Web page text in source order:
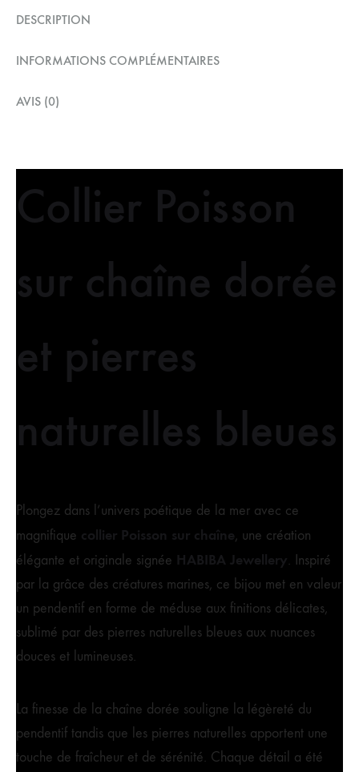
DESCRIPTION
INFORMATIONS COMPLÉMENTAIRES
AVIS (0)
Collier Poisson
sur chaîne dorée
et pierres
naturelles bleues
Plongez dans l’univers poétique de la mer avec ce
magnifique collier Poisson sur chaîne, une création
élégante et originale signée HABIBA Jewellery. Inspiré
par la grâce des créatures marines, ce bijou met en valeur
un pendentif en forme de méduse aux finitions délicates,
sublimé par des pierres naturelles bleues aux nuances
douces et lumineuses.
La finesse de la chaîne dorée souligne la légèreté du
pendentif tandis que les pierres naturelles apportent une
touche de fraîcheur et de sérénité. Chaque détail a été